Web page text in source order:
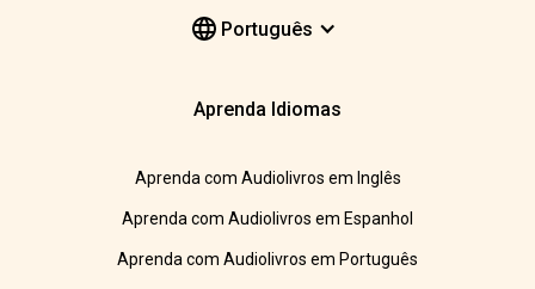
Português
Aprenda Idiomas
Aprenda com Audiolivros em Inglês
Aprenda com Audiolivros em Espanhol
Aprenda com Audiolivros em Português